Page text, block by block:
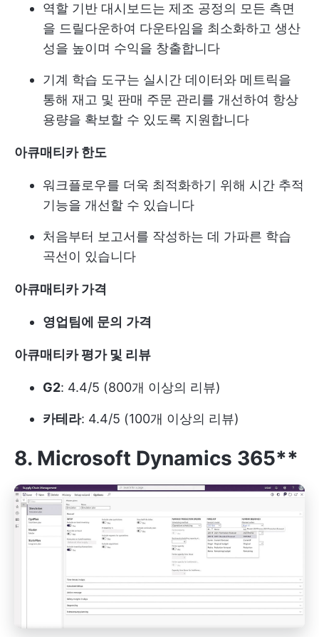
역할 기반 대시보드는 제조 공정의 모든 측면
을 드릴다운하여 다운타임을 최소화하고 생산
성을 높이며 수익을 창출합니다
기계 학습 도구는 실시간 데이터와 메트릭을
통해 재고 및 판매 주문 관리를 개선하여 항상
용량을 확보할 수 있도록 지원합니다
아큐매티카 한도
워크플로우를 더욱 최적화하기 위해 시간 추적
기능을 개선할 수 있습니다
처음부터 보고서를 작성하는 데 가파른 학습
곡선이 있습니다
아큐매티카 가격
영업팀에 문의 가격
아큐매티카평가 및 리뷰
G2: 4.4/5 (800개 이상의 리뷰)
카테라: 4.4/5 (100개 이상의 리뷰)
8. Microsoft Dynamics 365**